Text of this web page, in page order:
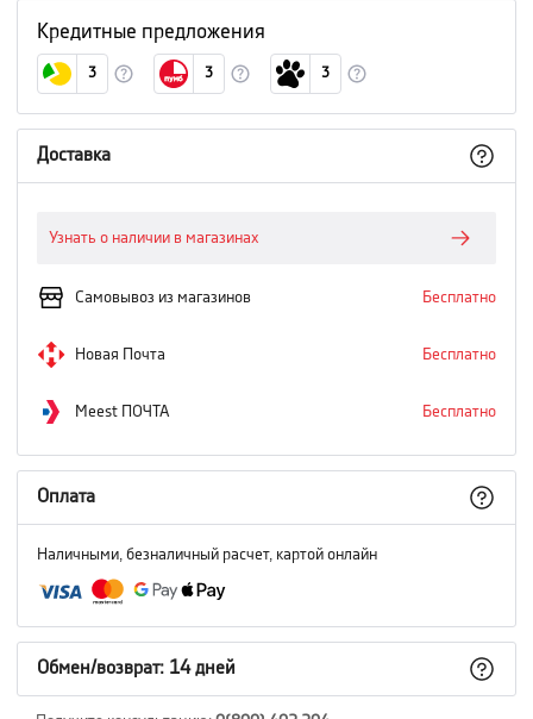
Кредитные предложения
3 3 3
Доставка
Узнать о наличии в магазинах
Самовывоз из магазинов Бесплатно
Новая Почта Бесплатно
Meest ПОЧТА Бесплатно
Оплата
Наличными, безналичный расчет, картой онлайн
Обмен/возврат: 14 дней